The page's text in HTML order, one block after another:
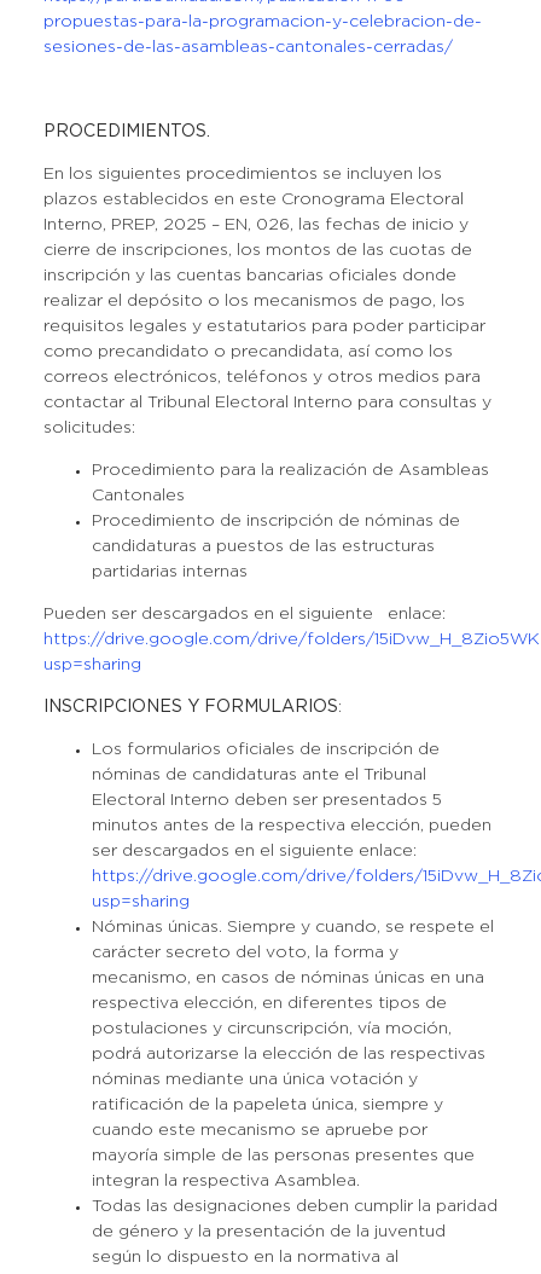
propuestas-para-la-programacion-y-celebracion-de-
sesiones-de-las-asambleas-cantonales-cerradas/
PROCEDIMIENTOS.
En los siguientes procedimientos se incluyen los
plazos establecidos en este Cronograma Electoral
Interno, PREP, 2025 – EN, 026, las fechas de inicio y
cierre de inscripciones, los montos de las cuotas de
inscripción y las cuentas bancarias oficiales donde
realizar el depósito o los mecanismos de pago, los
requisitos legales y estatutarios para poder participar
como precandidato o precandidata, así como los
correos electrónicos, teléfonos y otros medios para
contactar al Tribunal Electoral Interno para consultas y
solicitudes:
Procedimiento para la realización de Asambleas
Cantonales
Procedimiento de inscripción de nóminas de
candidaturas a puestos de las estructuras
partidarias internas
Pueden ser descargados en el siguiente enlace:
https://drive.google.com/drive/folders/
usp=sharing
INSCRIPCIONES Y FORMULARIOS:
Los formularios oficiales de inscripción de
nóminas de candidaturas ante el Tribunal
Electoral Interno deben ser presentados 5
minutos antes de la respectiva elección, pueden
ser descargados en el siguiente enlace:
https://drive.google.com/drive/folders/
usp=sharing
Nóminas únicas. Siempre y cuando, se respete el
carácter secreto del voto, la forma y
mecanismo, en casos de nóminas únicas en una
respectiva elección, en diferentes tipos de
postulaciones y circunscripción, vía moción,
podrá autorizarse la elección de las respectivas
nóminas mediante una única votación y
ratificación de la papeleta única, siempre y
cuando este mecanismo se apruebe por
mayoría simple de las personas presentes que
integran la respectiva Asamblea.
Todas las designaciones deben cumplir la paridad
de género y la presentación de la juventud
según lo dispuesto en la normativa al